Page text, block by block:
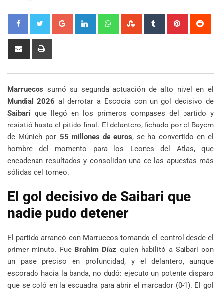
Google+ LinkedIn WhatsappStumbleUpon
Tumblr Pinterest
Share
Marruecos sumó su segunda actuación de alto nivel en el
Mundial 2026 al derrotar a Escocia con un gol decisivo de
Saibari que llegó en los primeros compases del partido y
resistió hasta el pitido final. El delantero, fichado por el Bayern
de Múnich por 55 millones de euros, se ha convertido en el
hombre del momento para los Leones del Atlas, que
encadenan resultados y consolidan una de las apuestas más
sólidas del torneo.
El gol decisivo de Saibari que
nadie pudo detener
El partido arrancó con Marruecos tomando el control desde el
primer minuto. Fue Brahim Díaz quien habilitó a Saibari con
un pase preciso en profundidad, y el delantero, aunque
escorado hacia la banda, no dudó: ejecutó un potente disparo
que se coló en la escuadra para abrir el marcador (0-1). El gol